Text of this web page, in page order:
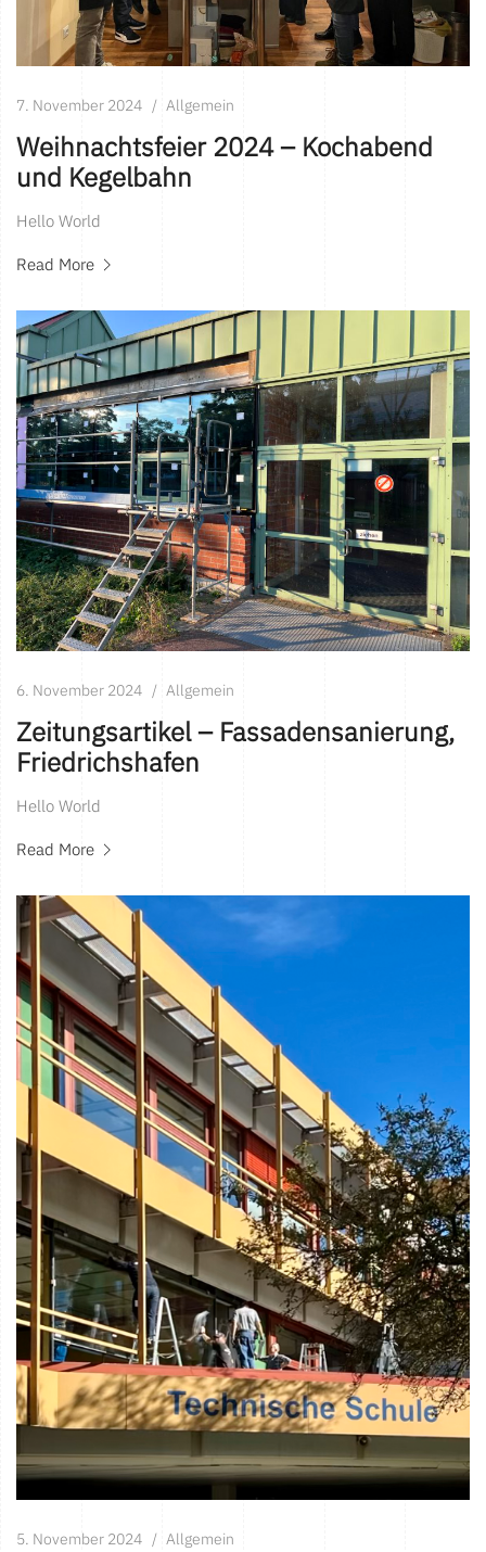
7. November 2024 Allgemein
Weihnachtsfeier 2024 – Kochabend
und Kegelbahn
Hello World
Read More
6. November 2024 Allgemein
Zeitungsartikel – Fassadensanierung,
Friedrichshafen
Hello World
Read More
5. November 2024 Allgemein